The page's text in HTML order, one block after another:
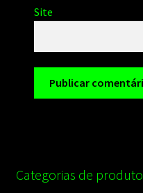
Site
Categorias de produto